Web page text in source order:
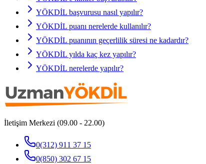
YÖKDİL başvurusu nasıl yapılır?
YÖKDİL puanı nerelerde kullanılır?
YÖKDİL puanının geçerlilik süresi ne kadardır?
YÖKDİL yılda kaç kez yapılır?
YÖKDİL nerelerde yapılır?
İletişim Merkezi (09.00 - 22.00)
0(312) 911 37 15
0(850) 302 67 15